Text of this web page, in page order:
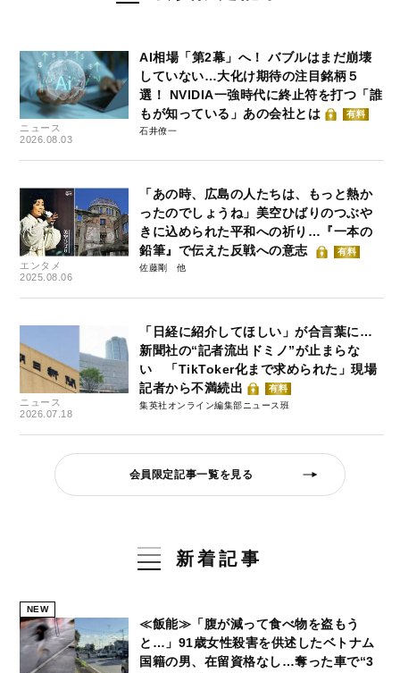
ニュース
2026.08.03
AI相場「第2幕」へ！ バブルはまだ崩壊
していない…大化け期待の注目銘柄５
選！ NVIDIA一強時代に終止符を打つ「誰
もが知っている」あの会社とは
有料
石井僚一
エンタメ
2025.08.06
「あの時、広島の人たちは、もっと熱か
ったのでしょうね」美空ひばりのつぶや
きに込められた平和への祈り…『一本の
鉛筆』で伝えた反戦への意志
有料
佐藤剛
ニュース
2026.07.18
「日経に紹介してほしい」が合言葉に…
新聞社の“記者流出ドミノ”が止まらな
い 「TikToker化まで求められた」現場
記者から不満続出
有料
集英社オンライン編集部ニュース班
会員限定記事一覧を見る
新着記事
NEW
≪飯能≫「腹が減って食べ物を盗もう
と…」91歳女性殺害を供述したベトナム
国籍の男、在留資格なし…奪った車で“3